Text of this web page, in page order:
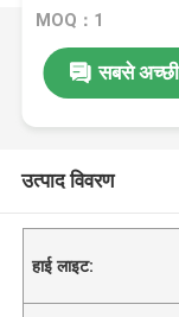
MOQ：1
सबसे
उत्पाद विवरण
हाई लाइट: